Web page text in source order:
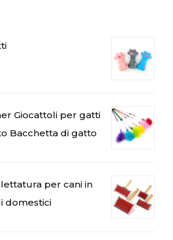
Giocattoli per gatti
Bacchetta di gatto
per cani in
domestici